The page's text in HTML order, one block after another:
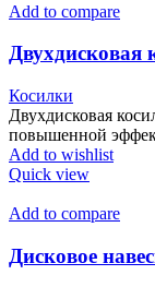
Add to compare
Двухдисковая
Косилки
Двухдисковая
повышенной
Add to wishlist
Quick view
Add to compare
Дисковое